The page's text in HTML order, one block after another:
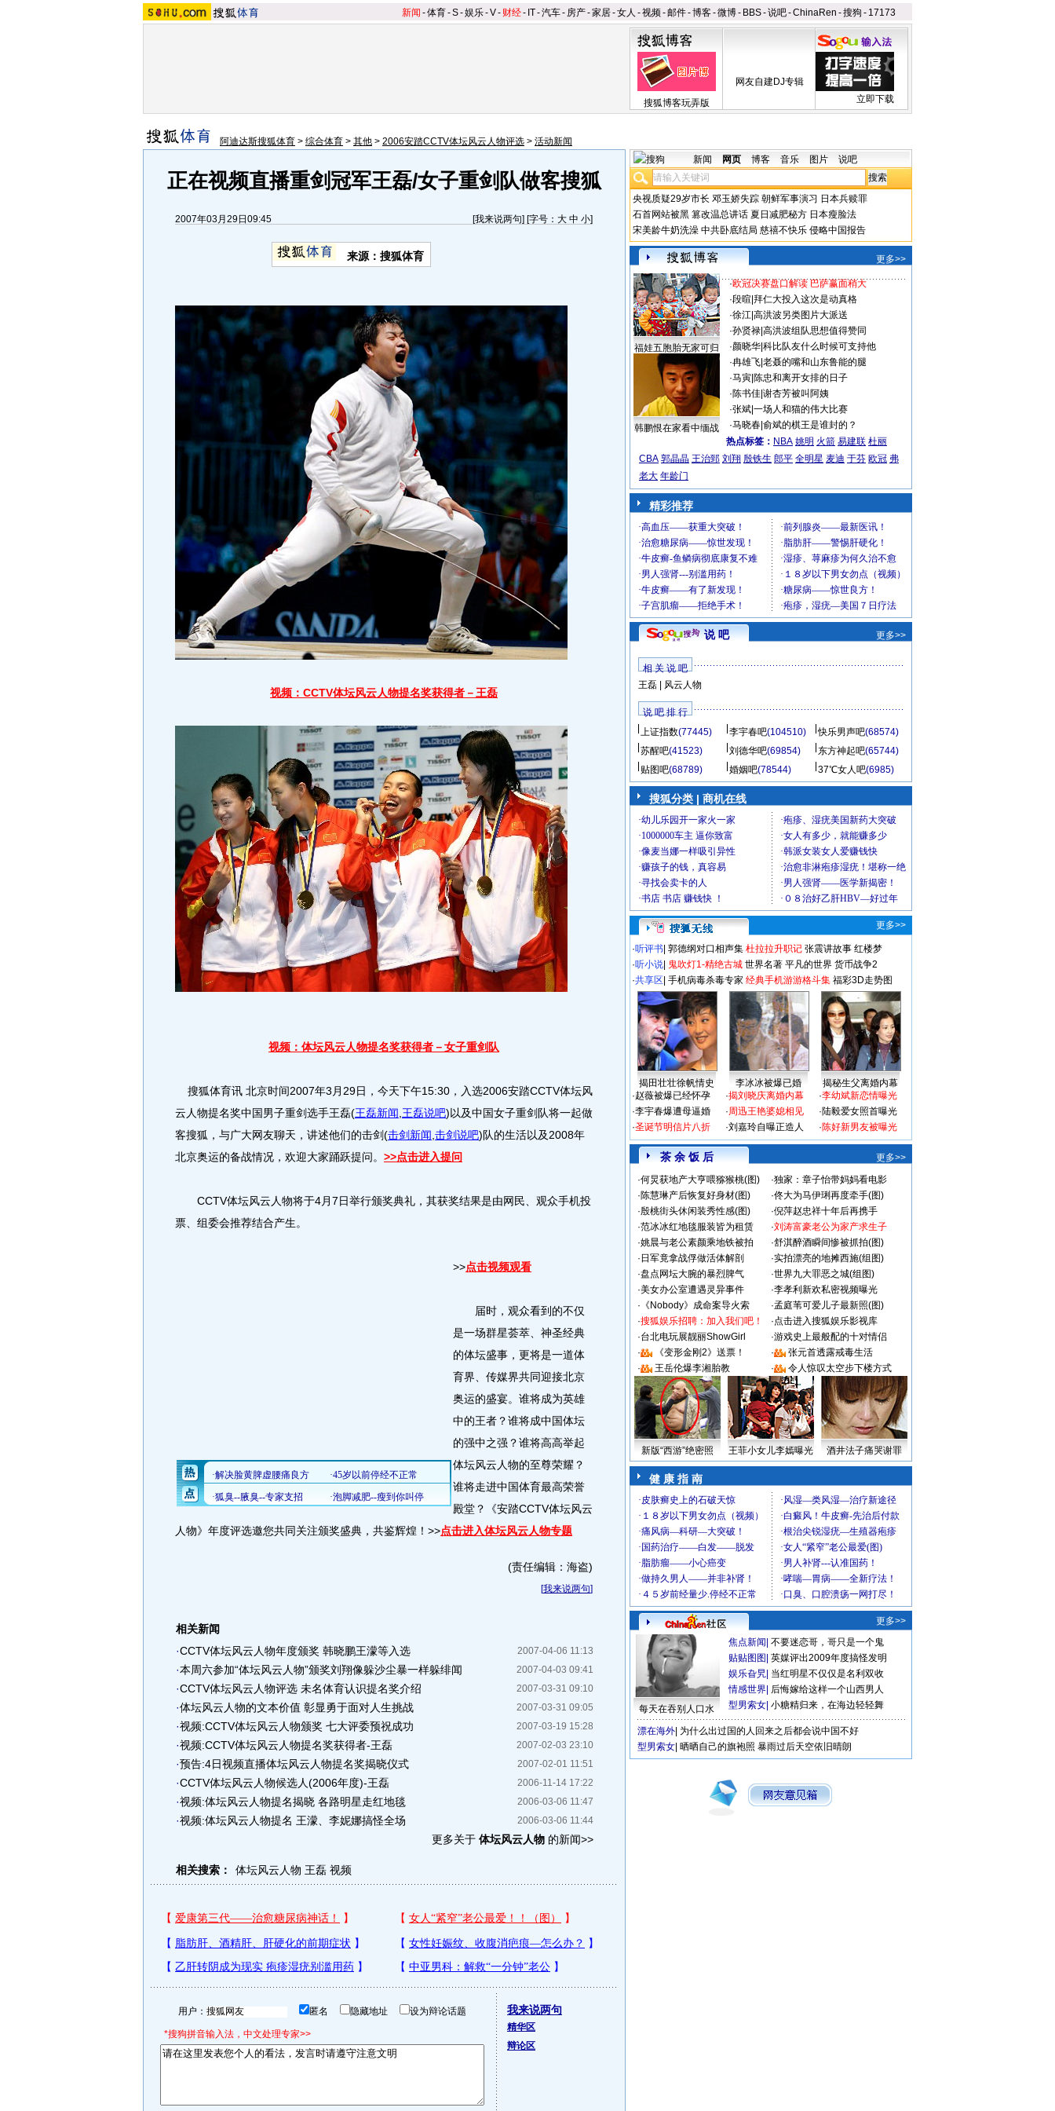
新闻 -体育-S-娱乐-V- 财经- IT-汽车- 房产-家居-女人 -视频-邮件-博客-微博- BBS-说吧-ChinaRen -搜狗 - 17173
搜狐博客玩弄版
网友自建DJ专辑
立即下载
阿迪达斯搜狐体育 > 综合体育 > 其他 > 2006安踏CCTV体坛风云人物评选 > 活动新闻
正在视频直播重剑冠军王磊/女子重剑队做客搜狐
2007年03月29日09:45 [我来说两句] [字号： 大 中 小]
来源：搜狐体育
视频：CCTV体坛风云人物提名奖获得者－王磊
视频：体坛风云人物提名奖获得者－女子重剑队
搜狐体育讯 北京时间2007年3月29日，今天下午15:30，入选2006安踏CCTV体坛风
云人物提名奖中国男子重剑选手王磊(王磊新闻 王磊说吧)以及中国女子重剑队将一起做
客搜狐，与广大网友聊天，讲述他们的击剑(击剑新闻 击剑说吧)队的生活以及2008年
北京奥运的备战情况，欢迎大家踊跃提问。 >>点击进入提问
CCTV体坛风云人物将于4月7日举行颁奖典礼，其获奖结果是由网民、观众手机投
票、组委会推荐结合产生。
>>点击视频观看
届时，观众看到的不仅
是一场群星荟萃、神圣经典
的体坛盛事，更将是一道体
育界、传媒界共同迎接北京
奥运的盛宴。谁将成为英雄
中的王者？谁将成中国体坛
的强中之强？谁将高高举起
体坛风云人物的至尊荣耀？
谁将走进中国体育最高荣誉
殿堂？《安踏CCTV体坛风云
人物》年度评选邀您共同关注颁奖盛典，共鉴辉煌！>>点击进入体坛风云人物专题
(责任编辑：海盗)
[我来说两句]
相关新闻
2007-04-06 11:13
·CCTV体坛风云人物年度颁奖 韩晓鹏王濛等入选
2007-04-03 09:41
·本周六参加“体坛风云人物”颁奖刘翔像躲沙尘暴一样躲绯闻
2007-03-31 09:10
·CCTV体坛风云人物评选 未名体育认识提名奖介绍
2007-03-31 09:05
·体坛风云人物的文本价值 彰显勇于面对人生挑战
2007-03-19 15:28
·视频:CCTV体坛风云人物颁奖 七大评委预祝成功
2007-02-03 23:10
·视频:CCTV体坛风云人物提名奖获得者-王磊
2007-02-01 11:51
·预告:4日视频直播体坛风云人物提名奖揭晓仪式
2006-11-14 17:22
·CCTV体坛风云人物候选人(2006年度)-王磊
2006-03-06 11:47
·视频:体坛风云人物提名揭晓 各路明星走红地毯
2006-03-06 11:44
·视频:体坛风云人物提名 王濛、李妮娜搞怪全场
更多关于 体坛风云人物的新闻>>
相关搜索： 体坛风云人物 王磊 视频
用户： 匿名 隐藏地址 设为辩论话题
*搜狗拼音输入法，中文处理专家>>
我来说两句
精华区
辩论区
新闻 网页 博客 音乐 图片 说吧
央视质疑29岁市长 邓玉娇失踪 朝鲜军事演习 日本兵赎罪
石首网站被黑 篡改温总讲话 夏日减肥秘方 日本瘦脸法
宋美龄牛奶洗澡 中共卧底结局 慈禧不快乐 侵略中国报告
更多>>
福娃五胞胎无家可归
韩鹏恨在家看中缅战
·欧冠决赛盘口解读 巴萨赢面稍大
·段暄 拜仁大投入这次是动真格
·徐江| 高洪波另类图片大派送
·孙贤禄| 高洪波组队思想值得赞同
·颜晓华| 科比队友什么时候可支持他
·冉雄飞| 老聂的嘴和山东鲁能的腿
·马寅| 陈忠和离开女排的日子
·陈书佳| 谢杏芳被叫阿姨
·张斌| 一场人和猫的伟大比赛
·马晓春| 俞斌的棋王是谁封的？
热点标签： NBA 姚明 火箭 易建联 杜丽
CBA 郭晶晶 王治郅 刘翔 殷铁生 郎平 全明星 麦迪 于芬 欧冠 弗
老大 年龄门
精彩推荐
说 吧 更多>>
相 关 说 吧
王磊| 风云人物
说 吧 排 行
上证指数(77445) 李宇春吧(104510) 快乐男声吧(68574)
苏醒吧(41523) 刘德华吧(69854) 东方神起吧(65744)
贴图吧(68789) 婚姻吧(78544) 37℃女人吧(6985)
搜狐分类 | 商机在线
更多>>
·听评书 郭德纲对口相声集 杜拉拉升职记 张震讲故事 红楼梦
·听小说 鬼吹灯1-精绝古城 世界名著 平凡的世界 货币战争2
·共享区 手机病毒杀毒专家 经典手机游游格斗集 福彩3D走势图
揭田壮壮徐帆情史 李冰冰被爆已婚
揭秘生父离婚内幕
·赵薇被爆已经怀孕
·李宇春爆遭母逼婚
·圣诞节明信片八折
·揭刘晓庆离婚内幕
·周迅王艳婆媳相见
·刘嘉玲自曝正造人
·李幼斌新恋情曝光
·陆毅爱女照首曝光
·陈好新男友被曝光
茶 余 饭 后
更多>>
·何炅获地产大亨喂猕猴桃(图) ·独家：章子怡带妈妈看电影
·陈慧琳产后恢复好身材(图) ·佟大为马伊琍再度牵手(图)
·殷桃街头休闲装秀性感(图) ·倪萍赵忠祥十年后再携手
·范冰冰红地毯服装皆为租赁 ·刘涛富豪老公为家产求生子
·姚晨与老公素颜乘地铁被拍 ·舒淇醉酒瞬间惨被抓拍(图)
· 日军竟拿战俘做活体解剖 ·实拍漂亮的地摊西施(组图)
·盘点网坛大腕的暴烈脾气 ·世界九大罪恶之城(组图)
·美女办公室遭遇灵异事件 ·李孝利新欢私密视频曝光
· 《Nobody》成命案导火索 ·孟庭苇可爱儿子最新照(图)
·搜狐娱乐招聘：加入我们吧！ ·点击进入搜狐娱乐影视库
·台北电玩展靓丽ShowGirl ·游戏史上最般配的十对情侣
·
《变形金刚2》送票！ ·
张元首透露戒毒生活
·
王岳伦爆李湘胎教 · 令人惊叹太空步下楼方式
新版“西游”绝密照 王菲小女儿李嫣曝光 酒井法子痛哭谢罪
健 康 指 南
更多>>
每天在吞别人口水
焦点新闻 不要迷恋哥，哥只是一个鬼
贴贴图图 英媒评出2009年度搞怪发明
娱乐旮旯 当红明星不仅仅是名利双收
情感世界 后悔嫁给这样一个山西男人
型男索女 小糖精归来，在海边轻轻舞
漂在海外 为什么出过国的人回来之后都会说中国不好
型男索女 晒晒自己的旗袍照 暴雨过后天空依旧晴朗